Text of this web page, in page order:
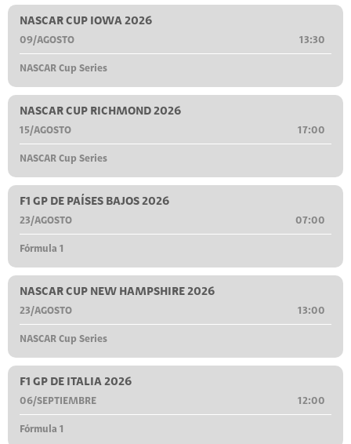
NASCAR CUP IOWA 2026
09/AGOSTO 13:30
NASCAR Cup Series
NASCAR CUP RICHMOND 2026
15/AGOSTO 17:00
NASCAR Cup Series
F1 GP DE PAÍSES BAJOS 2026
23/AGOSTO 07:00
Fórmula 1
NASCAR CUP NEW HAMPSHIRE 2026
23/AGOSTO 13:00
NASCAR Cup Series
F1 GP DE ITALIA 2026
06/SEPTIEMBRE 12:00
Fórmula 1